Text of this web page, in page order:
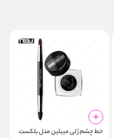
خط چشم ژلی میبلین مدل بلکست